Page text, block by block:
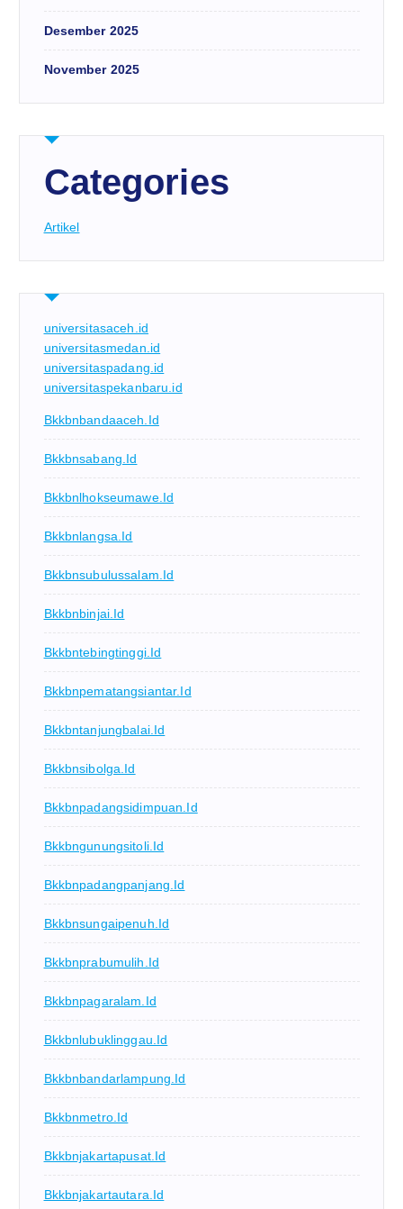
Desember 2025
November 2025
Categories
Artikel
universitasaceh.id
universitasmedan.id
universitaspadang.id
universitaspekanbaru.id
Bkkbnbandaaceh.id
Bkkbnsabang.id
Bkkbnlhokseumawe.id
Bkkbnlangsa.id
Bkkbnsubulussalam.id
Bkkbnbinjai.id
Bkkbntebingtinggi.id
Bkkbnpematangsiantar.id
Bkkbntanjungbalai.id
Bkkbnsibolga.id
Bkkbnpadangsidimpuan.id
Bkkbngunungsitoli.id
Bkkbnpadangpanjang.id
Bkkbnsungaipenuh.id
Bkkbnprabumulih.id
Bkkbnpagaralam.id
Bkkbnlubuklinggau.id
Bkkbnbandarlampung.id
Bkkbnmetro.id
Bkkbnjakartapusat.id
Bkkbnjakartautara.id